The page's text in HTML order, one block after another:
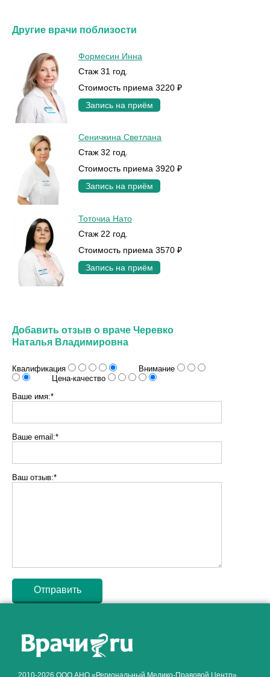
Другие врачи поблизости
Формесин Инна
Стаж 31 год.
Стоимость приема 3220 ₽
Запись на приём
Сеничкина Светлана
Стаж 32 год.
Стоимость приема 3920 ₽
Запись на приём
Тоточиа Нато
Стаж 22 год.
Стоимость приема 3570 ₽
Запись на приём
Добавить отзыв о враче Черевко
Наталья Владимировна
Квалификация
Внимание
Цена-качество
Ваше имя:*
Ваше email:*
Ваш отзыв:*
2010-2026 ООО АНО «Региональный Медико-Правовой Центр»,